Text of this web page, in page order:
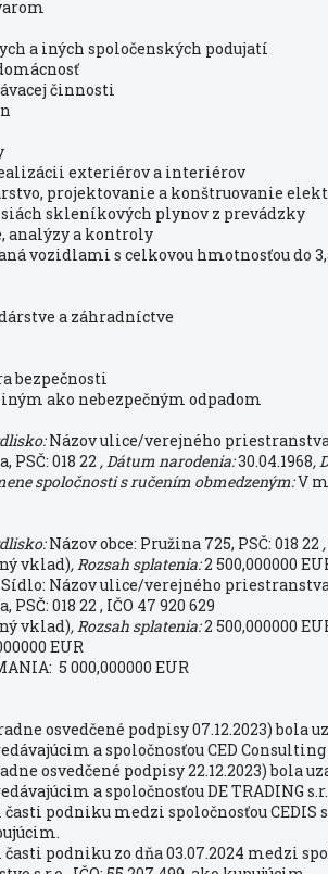
a iných spoločenských podujatí
činnosti
exteriérov a interiérov
projektovanie a konštruovanie
skleníkových plynov z prevádzky
analýzy a kontroly
vozidlami s celkovou hmotnosťou do
a záhradníctve
bezpečnosti
ako nebezpečným odpadom
Názov ulice/verejného
PSČ: 018 22 , Dátum narodenia:30.04.1968,
spoločnosti s ručením obmedzeným:V
Názov obce: Pružina 725, PSČ: 018 22
vklad), Rozsah splatenia:2 500,000000
Sídlo: Názov ulice/verejného
018 22 , IČO 47 920 629
vklad), Rozsah splatenia:2 500,000000
EUR
5 000,000000 EUR
osvedčené podpisy 07.12.2023)
a spoločnosťou CED Consulting
osvedčené podpisy 22.12.2023)
a spoločnosťou DE TRADING
podniku medzi spoločnosťou CEDIS
podniku zo dňa 03.07.2024 medzi